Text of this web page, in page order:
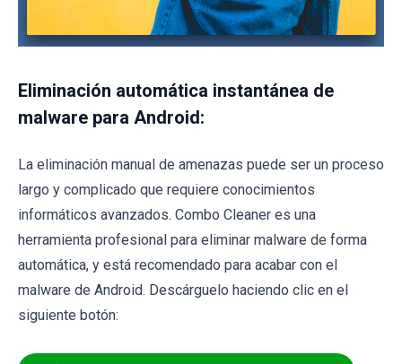
Eliminación automática instantánea de
malware para Android:
La eliminación manual de amenazas puede ser un proceso
largo y complicado que requiere conocimientos
informáticos avanzados. Combo Cleaner es una
herramienta profesional para eliminar malware de forma
automática, y está recomendado para acabar con el
malware de Android. Descárguelo haciendo clic en el
siguiente botón: